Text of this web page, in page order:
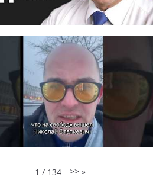
1 / 134 >> »